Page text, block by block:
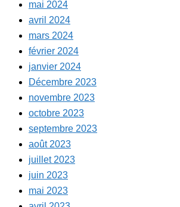
mai 2024
avril 2024
mars 2024
février 2024
janvier 2024
Décembre 2023
novembre 2023
octobre 2023
septembre 2023
août 2023
juillet 2023
juin 2023
mai 2023